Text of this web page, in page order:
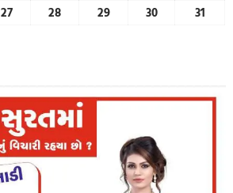
27 28 29 30 31